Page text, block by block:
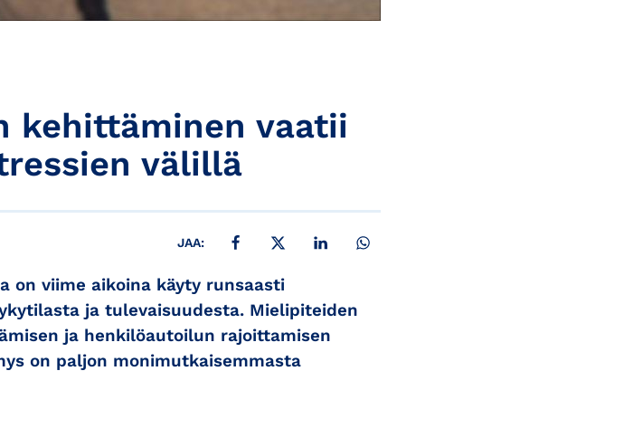
kehittäminen vaatii
välillä
JAA: JAA FACEBOOKISSA
JAA X:SSÄ JAA LINKEDINISSÄ
on viime aikoina käyty runsaasti
ja tulevaisuudesta. Mielipiteiden
ja henkilöautoilun rajoittamisen
on paljon monimutkaisemmasta